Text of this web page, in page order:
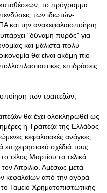
το πρόγραμμα
των ιδιωτών-
και την ανακεφαλαιοποίηση
"δύναμη πυρός" για
και μάλιστα πολύ
θα είναι ακόμη πιο
επιδράσεις
των τραπεζών;
θα έχει ολοκληρωθεί ως
η Τράπεζα της Ελλάδος
κεφαλαιακές ανάγκες
σχέδιά τους.
τέλος Μαρτίου τα τελικά
Απρίλιο. Αμέσως μετά
κεφαλαίων από την αγορά
Ταμείο Χρηματοπιστωτικής